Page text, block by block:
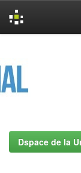
Dspace de la